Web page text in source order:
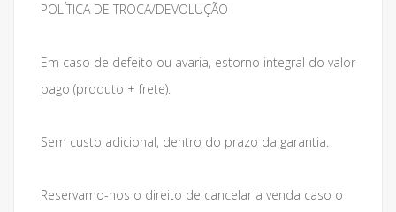
POLÍTICA DE TROCA/DEVOLUÇÃO
Em caso de defeito ou avaria, estorno integral do valor
pago (produto + frete).
Sem custo adicional, dentro do prazo da garantia.
Reservamo-nos o direito de cancelar a venda caso o